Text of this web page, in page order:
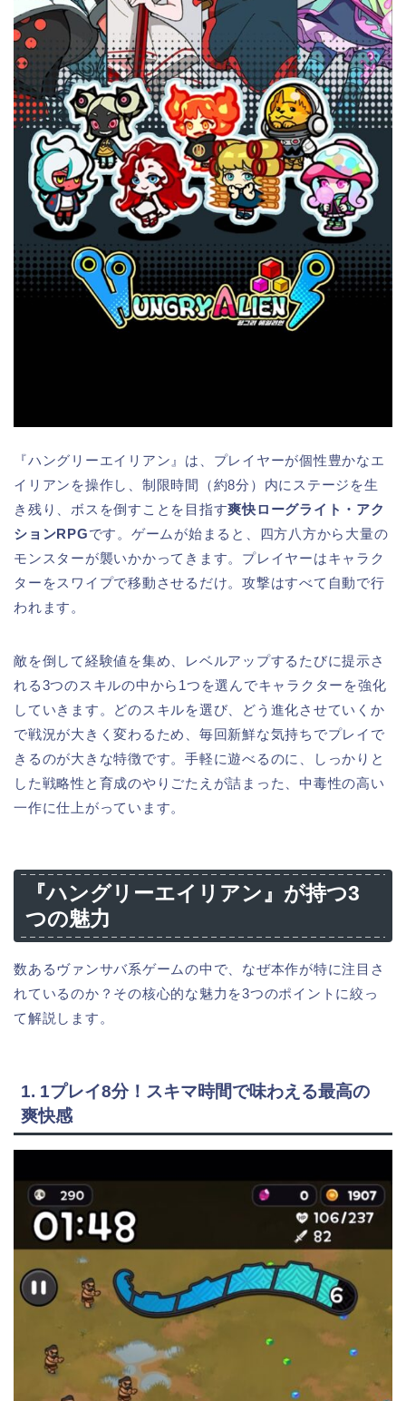
『ハングリーエイリアン』は、プレイヤーが個性豊かなエ
イリアンを操作し、制限時間（約8分）内にステージを生
き残り、ボスを倒すことを目指す爽快ローグライト・アク
ションRPGです。ゲームが始まると、四方八方から大量の
モンスターが襲いかかってきます。プレイヤーはキャラク
ターをスワイプで移動させるだけ。攻撃はすべて自動で行
われます。
敵を倒して経験値を集め、レベルアップするたびに提示さ
れる3つのスキルの中から1つを選んでキャラクターを強化
していきます。どのスキルを選び、どう進化させていくか
で戦況が大きく変わるため、毎回新鮮な気持ちでプレイで
きるのが大きな特徴です。手軽に遊べるのに、しっかりと
した戦略性と育成のやりごたえが詰まった、中毒性の高い
一作に仕上がっています。
『ハングリーエイリアン』が持つ3
つの魅力
数あるヴァンサバ系ゲームの中で、なぜ本作が特に注目さ
れているのか？その核心的な魅力を3つのポイントに絞っ
て解説します。
1. 1プレイ8分！スキマ時間で味わえる最高の
爽快感